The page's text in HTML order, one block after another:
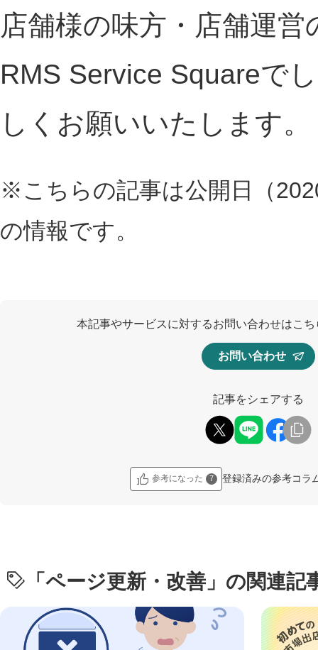
店舗様の味方・店舗運営
RMS Service Squareで
しくお願いいたします。
※こちらの記事は公開日（
の情報です。
本記事やサービスに対するお問い合わせはこ
お問い合わせ
記事をシェアする
参考になった 7 登録済みの参考コラ
「 ページ更新・改善 」の関連記